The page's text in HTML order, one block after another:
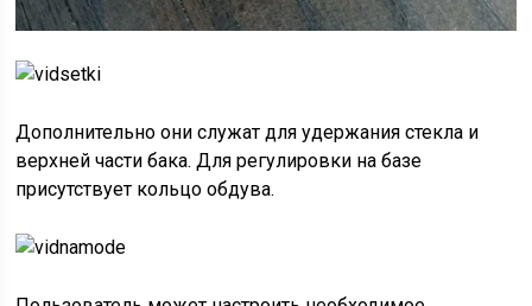
Дополнительно они служат для удержания стекла и
верхней части бака. Для регулировки на базе
присутствует кольцо обдува.